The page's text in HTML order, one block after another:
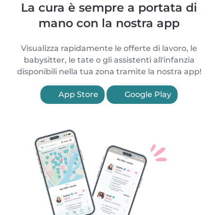
La cura è sempre a portata di
mano con la nostra app
Visualizza rapidamente le offerte di lavoro, le
babysitter, le tate o gli assistenti all'infanzia
disponibili nella tua zona tramite la nostra app!
App Store Google Play